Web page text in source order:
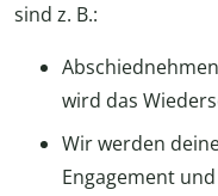
sind z. B.:
wird das
Wir werden
Engagement